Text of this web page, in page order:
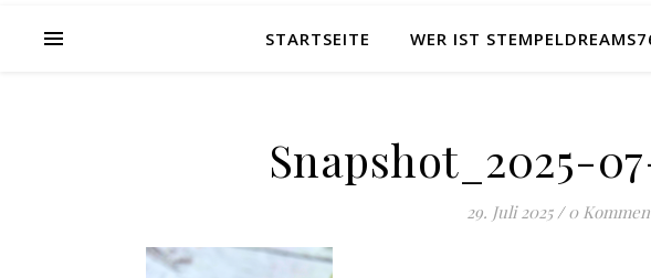
STARTSEITE WER IST
Snapshot_2025-
29. Juli 2025 / 0